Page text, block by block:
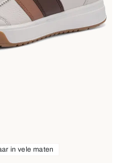
in vele maten